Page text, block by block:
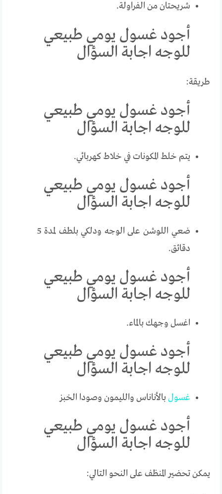
شريحتان من الفراولة.
أجود غسول يومي طبيعي
للوجه اجابة السؤال
طريقة:
أجود غسول يومي طبيعي
للوجه اجابة السؤال
يتم خلط المكونات في خلاط كهربائي.
أجود غسول يومي طبيعي
للوجه اجابة السؤال
ضعي اللوشن على الوجه ودلكي بلطف لمدة 5
دقائق.
أجود غسول يومي طبيعي
للوجه اجابة السؤال
اغسل وجهك بالماء.
أجود غسول يومي طبيعي
للوجه اجابة السؤال
غسولبالأناناس والليمون وصودا الخبز
أجود غسول يومي طبيعي
للوجه اجابة السؤال
يمكن تحضير المنظف على النحو التالي: